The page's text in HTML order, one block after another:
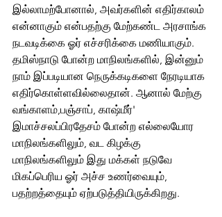
இல்லாமற்போனால், அவர்களின் எதிர்காலம்
என்னாகும் என்பதற்கு மேற்கண்ட அரசாங்க
நடவடிக்கை ஓர் எச்சரிக்கை மணியாகும்.
தமிஸ்நாடு போன்ற மாநிலங்களில், இன்னும்
நாம் இப்படியான நெருக்கடிகளை நேரடியாக
எதிர்கொள்ளவில்லைதான். ஆனால் மேற்கு
வங்காளம்,பஞ்சாப், காஷ்மீர்'
இமாச்சலப்பிரதேசம் போன்ற எல்லையோர
மாநிலங்களிலும், வட கிழக்கு
மாநிலங்களிலும் இது மக்கள் நடுவே
மிகப்பெரிய ஓர் அச்ச உணர்வையும்,
பதற்றத்தையும் ஏற்படுத்தியிருக்கிறது.